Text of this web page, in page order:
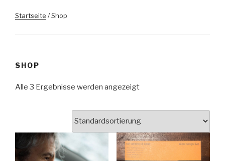
Startseite / Shop
SHOP
Alle 3 Ergebnisse werden angezeigt